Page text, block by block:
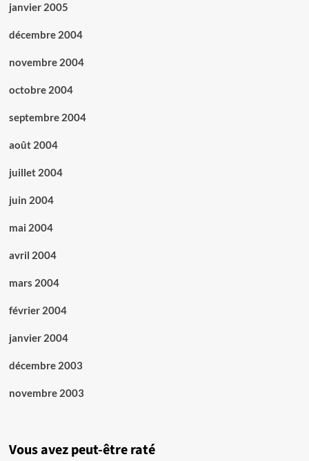
janvier 2005
décembre 2004
novembre 2004
octobre 2004
septembre 2004
août 2004
juillet 2004
juin 2004
mai 2004
avril 2004
mars 2004
février 2004
janvier 2004
décembre 2003
novembre 2003
Vous avez peut-être raté